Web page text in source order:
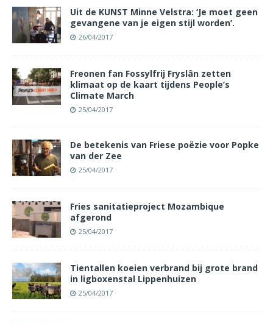
Uit de KUNST Minne Velstra: ‘Je moet geen
gevangene van je eigen stijl worden’.
26/04/2017
Freonen fan Fossylfrij Fryslân zetten
klimaat op de kaart tijdens People’s
Climate March
25/04/2017
De betekenis van Friese poëzie voor Popke
van der Zee
25/04/2017
Fries sanitatieproject Mozambique
afgerond
25/04/2017
Tientallen koeien verbrand bij grote brand
in ligboxenstal Lippenhuizen
25/04/2017